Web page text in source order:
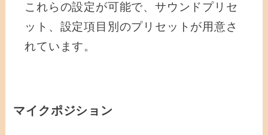
これらの設定が可能で、サウンドプリセ
ット、設定項目別のプリセットが用意さ
れています。
マイクポジション